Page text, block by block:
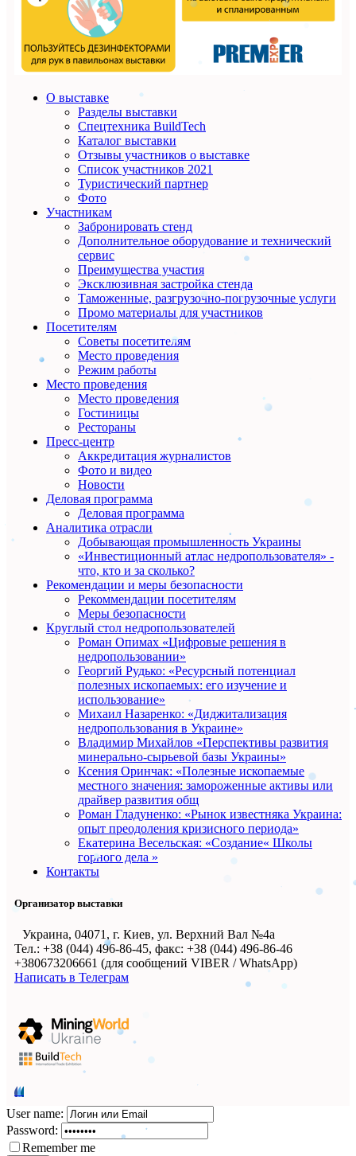
О выставке
Разделы выставки
Спецтехника BuildTech
Каталог выставки
Отзывы участников о выставке
Список участников 2021
Туристический партнер
Фото
Участникам
Забронировать стенд
Дополнительное оборудование и технический
сервис
Преимущества участия
Эксклюзивная застройка стенда
Таможенные, разгрузочно-погрузочные услуги
Промо материалы для участников
Посетителям
Советы посетителям
Место проведения
Режим работы
Место проведения
Место проведения
Гостиницы
Рестораны
Пресс-центр
Аккредитация журналистов
Фото и видео
Новости
Деловая программа
Деловая программа
Аналитика отрасли
Добывающая промышленность Украины
«Инвестиционный атлас недропользователя» -
что, кто и за сколько?
Рекомендации и меры безопасности
Рекоммендации посетителям
Меры безопасности
Круглый стол недропользователей
Роман Опимах «Цифровые решения в
недропользовании»
Георгий Рудько: «Ресурсный потенциал
полезных ископаемых: его изучение и
использование»
Михаил Назаренко: «Диджитализация
недропользования в Украине»
Владимир Михайлов «Перспективы развития
минерально-сырьевой базы Украины»
Ксения Оринчак: «Полезные ископаемые
местного значения: замороженные активы или
драйвер развития общ
Роман Гладуненко: «Рынок известняка Украина:
опыт преодоления кризисного периода»
Екатерина Весельская: «Создание« Школы
горного дела »
Контакты
Организатор выставки
Украина, 04071, г. Киев, ул. Верхний Вал №4а
Тел.: +38 (044) 496-86-45, факс: +38 (044) 496-86-46
+380673206661 (для сообщений VIBER / WhatsApp)
Написать в Телеграм
User name:
Password:
Remember me